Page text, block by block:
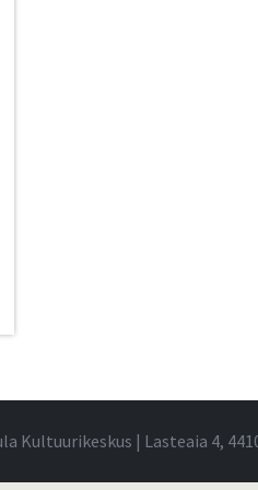
Kultuurikeskus | Lasteaia 4,